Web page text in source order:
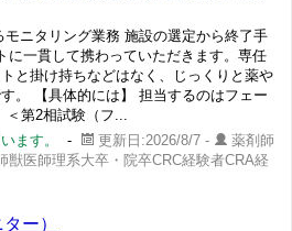
ニタリング業務 施設の選定から終了手
に一貫して携わっていただきます。専任
と掛け持ちなどはなく、じっくりと薬や
。 【具体的には】 担当するのはフェー
第2相試験（フ...
ます。
- 更新日:2026/8/7 -
薬剤師
獣医師理系大卒・院卒CRC経験者CRA経
ー）